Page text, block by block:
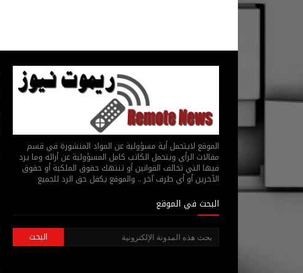
الموقع لايتحمل أية مسؤولية عن المواد المنشورة في قسم
مقالات الرأي ويتحمل الكاتب كامل المسؤولية عن أرائه وما يرد
فيها التي تخالف القوانين أو تنتهك حقوق الملكية أو حقوق
الآخرين أو أي طرف آخر .. والموقع يكفل حق الرد للجميع
البحث في الموقع